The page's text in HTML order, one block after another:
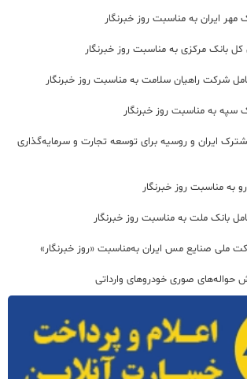
مهر ایران به مناسبت روز خبرنگار
بانک مرکزی به مناسبت روز خبرنگار
شرکت راهیان سلامت به مناسبت روز خبرنگار
سپه به مناسبت روز خبرنگار
ایران و روسیه برای توسعه تجارت و سرمایه‌گذاری
به مناسبت روز خبرنگار
بانک ملت به مناسبت روز خبرنگار
ملی صنایع مس ایران به‌مناسبت «روز خبرنگار»
حواله‌های صوری خودروهای وارداتی